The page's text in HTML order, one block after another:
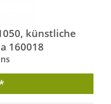
künstliche
160018